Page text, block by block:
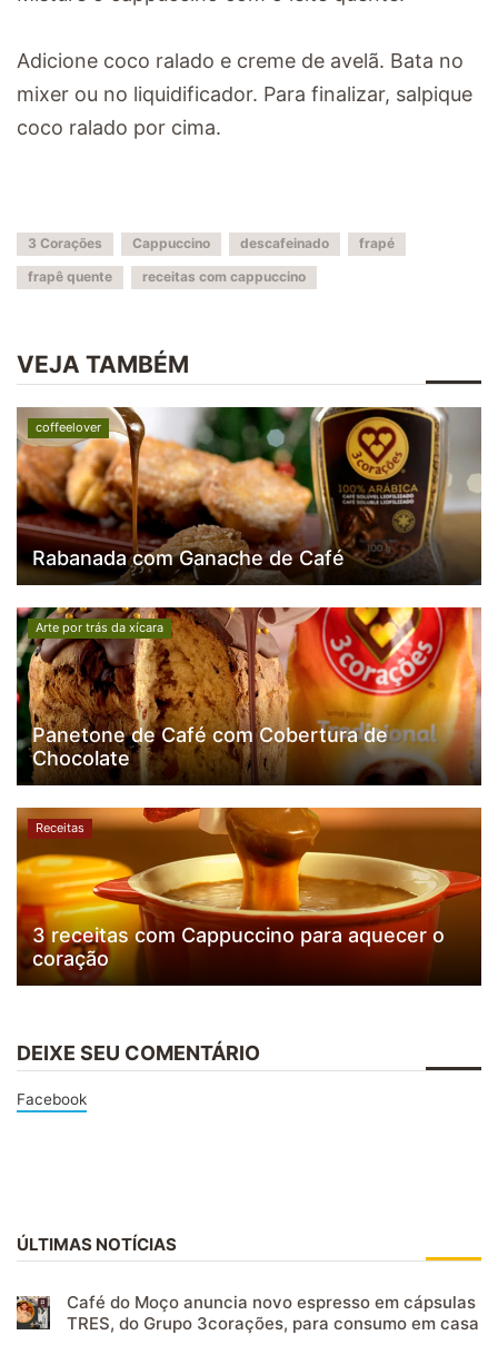
Adicione coco ralado e creme de avelã. Bata no
mixer ou no liquidificador. Para finalizar, salpique
coco ralado por cima.
3 Corações Cappuccino descafeinado
frapé
frapê quente
receitas com cappuccino
VEJA TAMBÉM
coffeelover
Rabanada com Ganache de Café
Arte por trás da xícara
Panetone de Café com Cobertura de
Chocolate
Receitas
3 receitas com Cappuccino para aquecer o
coração
DEIXE SEU COMENTÁRIO
Facebook
ÚLTIMAS NOTÍCIAS
Café do Moço anuncia novo espresso em cápsulas
TRES, do Grupo 3corações, para consumo em casa